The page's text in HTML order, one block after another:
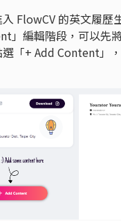
FlowCV 的英文履歷
」編輯階段，可以先
「+ Add Content」